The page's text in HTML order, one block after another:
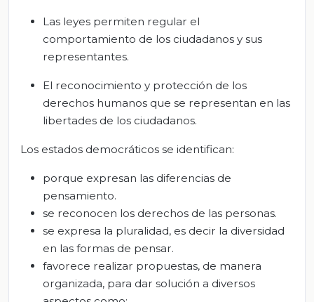
Las leyes permiten regular el
comportamiento de los ciudadanos y sus
representantes.
El reconocimiento y protección de los
derechos humanos que se representan en las
libertades de los ciudadanos.
Los estados democráticos se identifican:
porque expresan las diferencias de
pensamiento.
se reconocen los derechos de las personas.
se expresa la pluralidad, es decir la diversidad
en las formas de pensar.
favorece realizar propuestas, de manera
organizada, para dar solución a diversos